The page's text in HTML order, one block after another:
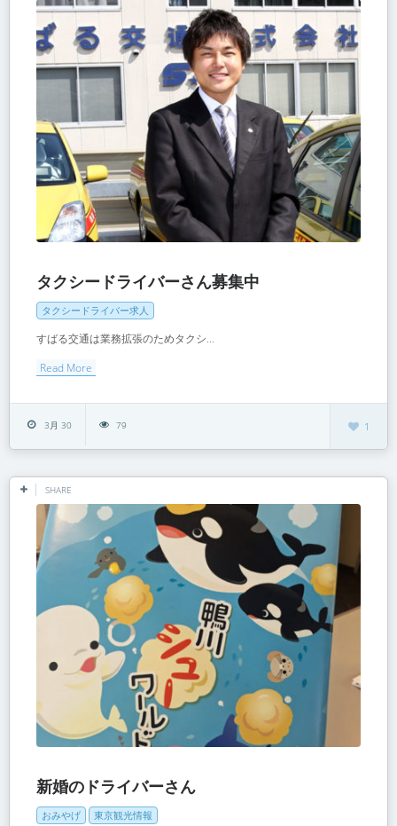
タクシードライバーさん募集中
タクシードライバー求人
すばる交通は業務拡張のためタクシ...
Read More
3月 30 79 1
SHARE
新婚のドライバーさん
おみやげ 東京観光情報